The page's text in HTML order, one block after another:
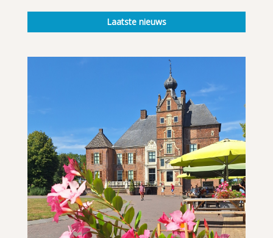
Laatste nieuws